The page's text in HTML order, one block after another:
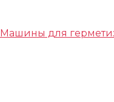
Машины для